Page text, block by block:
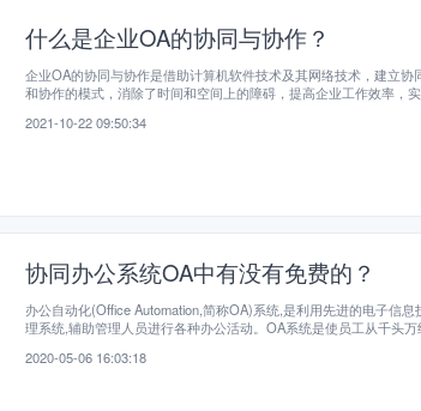
什么是企业OA的协同与协作？
企业OA的协同与协作是借助计算机软件技术及其网络技术，建立
和协作的模式，消除了时间和空间上的障碍，提高企业工作效率，
工办公方式，并实现准确、快速和全方位的信息采集与处理，为企业
2021-10-22 09:50:34
协同办公系统OA中有没有免费的？
办公自动化(Office Automation,简称OA)系统,是利用先进的电子信
理系统,辅助管理人员进行各种办公活动。OA系统是使员工从千头万
费。应该是没有免费的，都是要付费的，而且开通其他版块会另外
2020-05-06 16:03:18